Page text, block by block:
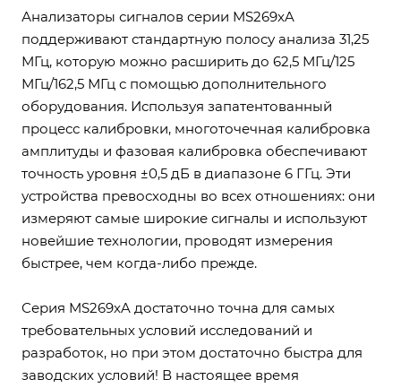
Анализаторы сигналов серии MS269xA
поддерживают стандартную полосу анализа 31,25
МГц, которую можно расширить до 62,5 МГц/125
МГц/162,5 МГц с помощью дополнительного
оборудования. Используя запатентованный
процесс калибровки, многоточечная калибровка
амплитуды и фазовая калибровка обеспечивают
точность уровня ±0,5 дБ в диапазоне 6 ГГц. Эти
устройства превосходны во всех отношениях: они
измеряют самые широкие сигналы и используют
новейшие технологии, проводят измерения
быстрее, чем когда-либо прежде.
Серия MS269xA достаточно точна для самых
требовательных условий исследований и
разработок, но при этом достаточно быстра для
заводских условий! В настоящее время